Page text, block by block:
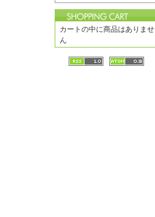
カートの中に商品はありませ
ん